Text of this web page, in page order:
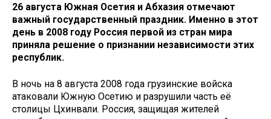
26 августа Южная Осетия и Абхазия отмечают
важный государственный праздник. Именно в этот
день в 2008 году Россия первой из стран мира
приняла решение о признании независимости этих
республик.
В ночь на 8 августа 2008 года грузинские войска
атаковали Южную Осетию и разрушили часть её
столицы Цхинвали. Россия, защищая жителей